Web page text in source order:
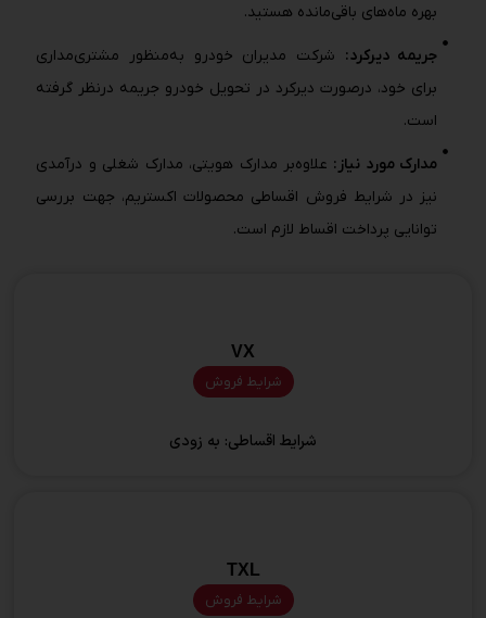
VX
شرایط فروش
شرایط اقساطی: به زودی
TXL
شرایط فروش
بهره ماه‌های باقی‌مانده هستید.
جریمه دیرکرد: شرکت مدیران خودرو به‌منظور مشتری‌مداری
برای خود، درصورت دیرکرد در تحویل خودرو جریمه درنظر گرفته
است.
مدارک مورد نیاز: علاوه‌بر مدارک هویتی، مدارک شغلی و درآمدی
نیز در شرایط فروش اقساطی محصولات اکستریم، جهت بررسی
توانایی پرداخت اقساط لازم است.